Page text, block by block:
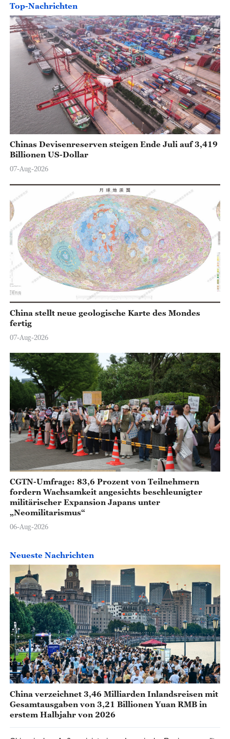
Top-Nachrichten
Chinas Devisenreserven steigen Ende Juli auf 3,419
Billionen US-Dollar
07-Aug-2026
China stellt neue geologische Karte des Mondes
fertig
07-Aug-2026
CGTN-Umfrage: 83,6 Prozent von Teilnehmern
fordern Wachsamkeit angesichts beschleunigter
militärischer Expansion Japans unter
„Neomilitarismus“
06-Aug-2026
Neueste Nachrichten
China verzeichnet 3,46 Milliarden Inlandsreisen mit
Gesamtausgaben von 3,21 Billionen Yuan RMB in
erstem Halbjahr von 2026